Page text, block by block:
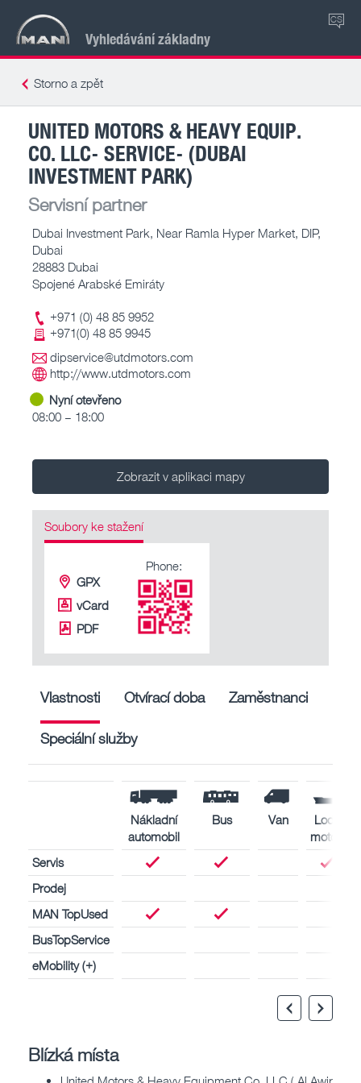
Vyhledávání základny
CS
Storno a zpět
UNITED MOTORS & HEAVY EQUIP.
CO. LLC- SERVICE- (DUBAI
INVESTMENT PARK)
Servisní partner
Dubai Investment Park, Near Ramla Hyper Market, DIP,
Dubai
28883 Dubai
Spojené Arabské Emiráty
+971 (0) 48 85 9952
+971(0) 48 85 9945
dipservice@utdmotors.com
http://www.utdmotors.com
Nyní otevřeno
08:00 – 18:00
Zobrazit v aplikaci mapy
Soubory ke stažení
GPX
vCard
PDF
Phone:
Vlastnosti Otvírací doba Zaměstnanci
Speciální služby
Nákladní
automobil
Bus Van
Lodní
motory
Servis
Prodej
MAN TopUsed
BusTopService
eMobility (+)
Blízká místa